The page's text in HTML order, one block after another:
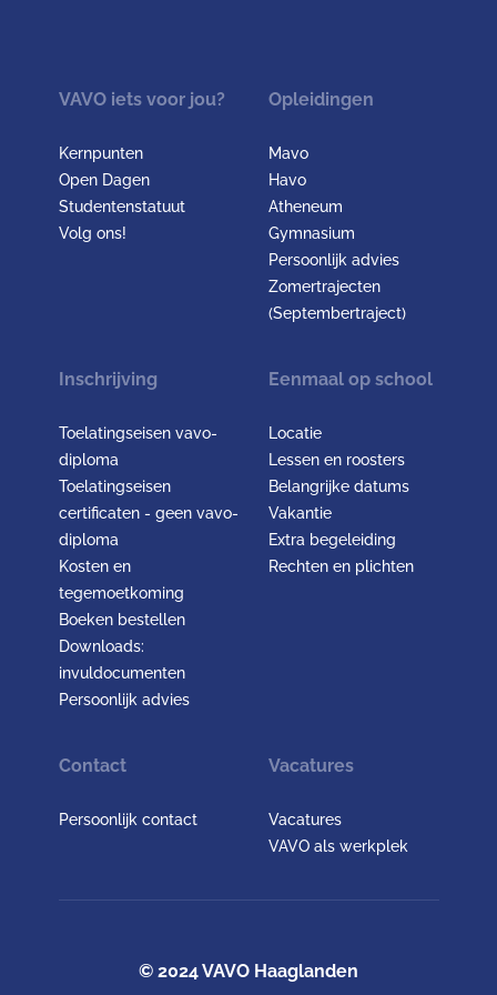
VAVO iets voor jou?
Kernpunten
Open Dagen
Studentenstatuut
Volg ons!
Opleidingen
Mavo
Havo
Atheneum
Gymnasium
Persoonlijk advies
Zomertrajecten
(Septembertraject)
Inschrijving
Toelatingseisen vavo-
diploma
Toelatingseisen
certificaten - geen vavo-
diploma
Kosten en
tegemoetkoming
Boeken bestellen
Downloads:
invuldocumenten
Persoonlijk advies
Eenmaal op school
Locatie
Lessen en roosters
Belangrijke datums
Vakantie
Extra begeleiding
Rechten en plichten
Contact
Persoonlijk contact
Vacatures
Vacatures
VAVO als werkplek
© 2024 VAVO Haaglanden